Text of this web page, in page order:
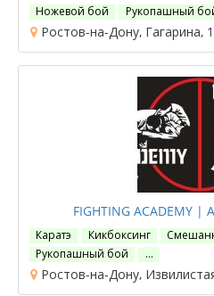
Ножевой бой Рукопашный
Ростов-на-Дону, Гагарина,
FIGHTING ACADEMY |
Каратэ Кикбоксинг
Рукопашный бой
…
Ростов-на-Дону,